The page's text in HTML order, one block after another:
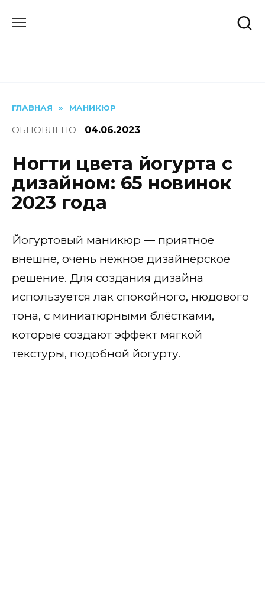
ГЛАВНАЯ » МАНИКЮР
ОБНОВЛЕНО 04.06.2023
Ногти цвета йогурта с
дизайном: 65 новинок
2023 года
Йогуртовый маникюр — приятное
внешне, очень нежное дизайнерское
решение. Для создания дизайна
используется лак спокойного, нюдового
тона, с миниатюрными блёстками,
которые создают эффект мягкой
текстуры, подобной йогурту.